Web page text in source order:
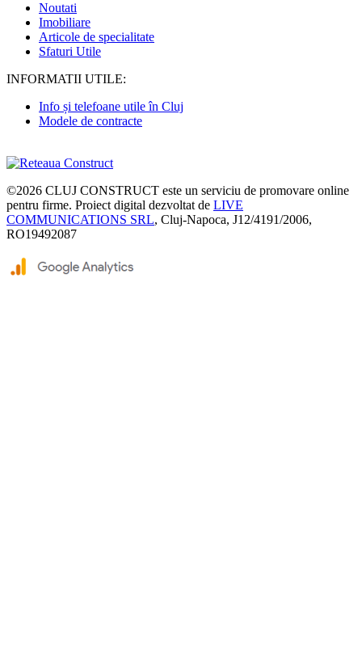
Noutati
Imobiliare
Articole de specialitate
Sfaturi Utile
INFORMATII UTILE:
Info și telefoane utile în Cluj
Modele de contracte
©2026 CLUJ CONSTRUCT este un serviciu de promovare online
pentru firme. Proiect digital dezvoltat de LIVE
COMMUNICATIONS SRL, Cluj-Napoca, J12/4191/2006,
RO19492087